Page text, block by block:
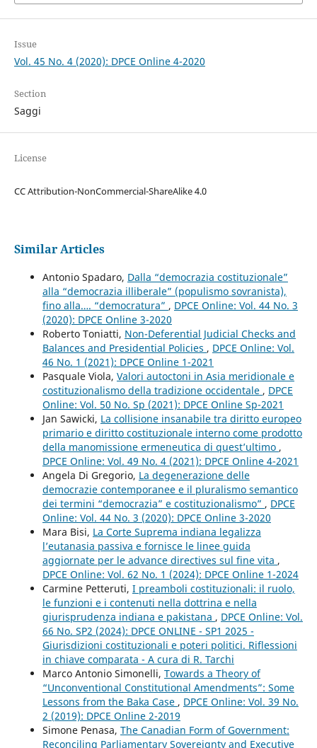
Issue
Vol. 45 No. 4 (2020): DPCE Online 4-2020
Section
Saggi
License
CC Attribution-NonCommercial-ShareAlike 4.0
Similar Articles
Antonio Spadaro, Dalla “democrazia costituzionale”
alla “democrazia illiberale” (populismo sovranista),
fino alla…. “democratura” , DPCE Online: Vol. 44 No. 3
(2020): DPCE Online 3-2020
Roberto Toniatti, Non-Deferential Judicial Checks and
Balances and Presidential Policies , DPCE Online: Vol.
46 No. 1 (2021): DPCE Online 1-2021
Pasquale Viola, Valori autoctoni in Asia meridionale e
costituzionalismo della tradizione occidentale , DPCE
Online: Vol. 50 No. Sp (2021): DPCE Online Sp-2021
Jan Sawicki, La collisione insanabile tra diritto europeo
primario e diritto costituzionale interno come prodotto
della manomissione ermeneutica di quest’ultimo ,
DPCE Online: Vol. 49 No. 4 (2021): DPCE Online 4-2021
Angela Di Gregorio, La degenerazione delle
democrazie contemporanee e il pluralismo semantico
dei termini “democrazia” e costituzionalismo” , DPCE
Online: Vol. 44 No. 3 (2020): DPCE Online 3-2020
Mara Bisi, La Corte Suprema indiana legalizza
l’eutanasia passiva e fornisce le linee guida
aggiornate per le advance directives sul fine vita ,
DPCE Online: Vol. 62 No. 1 (2024): DPCE Online 1-2024
Carmine Petteruti, I preamboli costituzionali: il ruolo,
le funzioni e i contenuti nella dottrina e nella
giurisprudenza indiana e pakistana , DPCE Online: Vol.
66 No. SP2 (2024): DPCE ONLINE - SP1 2025 -
Giurisdizioni costituzionali e poteri politici. Riflessioni
in chiave comparata - A cura di R. Tarchi
Marco Antonio Simonelli, Towards a Theory of
“Unconventional Constitutional Amendments”: Some
Lessons from the Baka Case , DPCE Online: Vol. 39 No.
2 (2019): DPCE Online 2-2019
Simone Penasa, The Canadian Form of Government:
Reconciling Parliamentary Sovereignty and Executive